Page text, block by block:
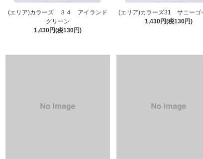
(エリア)カラーズ ３４ アイランド
グリーン
1,430円(税130円)
(エリア)カラーズ31 サニーゴ
1,430円(税130円)